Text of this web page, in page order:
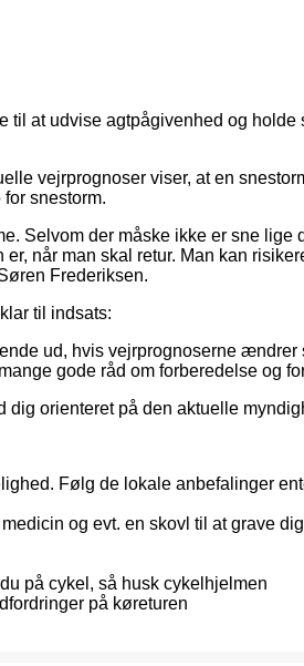
at udvise agtpågivenhed og
vejrprognoser viser, at en
snestorm.
Selvom der måske ikke er sne
når man skal retur. Man kan
Frederiksen.
til indsats:
ud, hvis vejrprognoserne
gode råd om forberedelse og
orienteret på den aktuelle
Følg de lokale anbefalinger
og evt. en skovl til at grave
på cykel, så husk cykelhjelmen
på køreturen